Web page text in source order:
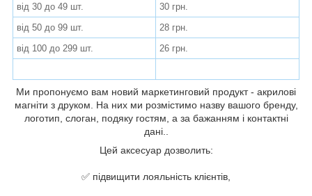
від 30 до 49 шт.
30 грн.
від 50 до 99 шт.
28 грн.
від 100 до 299 шт.
26 грн.
Ми пропонуємо вам новий маркетинговий продукт - акрилові
магніти з друком. На них ми розмістимо назву вашого бренду,
логотип, слоган, подяку гостям, а за бажанням і контактні
дані..
Цей аксесуар дозволить:
✅ підвищити лояльність клієнтів,